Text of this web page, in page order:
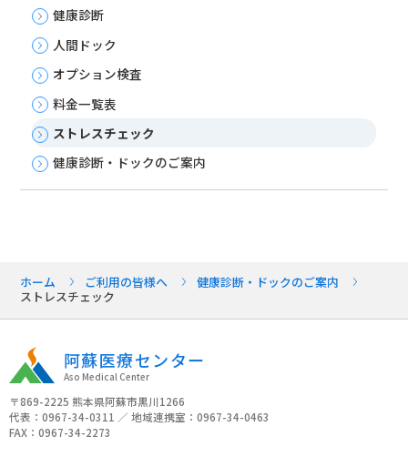
健康診断
人間ドック
オプション検査
料金一覧表
ストレスチェック
健康診断・ドックのご案内
ホーム ご利用の皆様へ
健康診断・ドックのご案内
ストレスチェック
阿蘇医療センター
Aso Medical Center
〒869-2225 熊本県阿蘇市黒川1266
代表：0967-34-0311 ／ 地域連携室：0967-34-0463
FAX：0967-34-2273